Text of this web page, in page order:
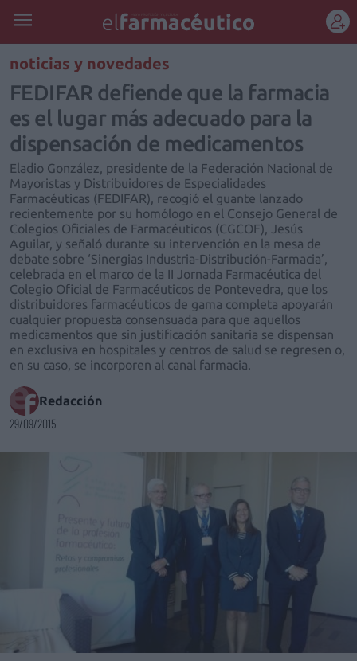
REGÍSTRATE
noticias y novedades
FEDIFAR defiende que la farmacia
es el lugar más adecuado para la
dispensación de medicamentos
Eladio González, presidente de la Federación Nacional de
Mayoristas y Distribuidores de Especialidades
Farmacéuticas (FEDIFAR), recogió el guante lanzado
recientemente por su homólogo en el Consejo General de
Colegios Oficiales de Farmacéuticos (CGCOF), Jesús
Aguilar, y señaló durante su intervención en la mesa de
debate sobre ‘Sinergias Industria-Distribución-Farmacia’,
celebrada en el marco de la II Jornada Farmacéutica del
Colegio Oficial de Farmacéuticos de Pontevedra, que los
distribuidores farmacéuticos de gama completa apoyarán
cualquier propuesta consensuada para que aquellos
medicamentos que sin justificación sanitaria se dispensan
en exclusiva en hospitales y centros de salud se regresen o,
en su caso, se incorporen al canal farmacia.
Redacción
29/09/2015